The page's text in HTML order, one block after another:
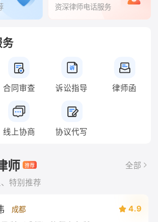
资深律师电话服务
务
合同审查 诉讼指导 律师函
线上协商 协议代写
师
全部
特别推荐
成都
4.9